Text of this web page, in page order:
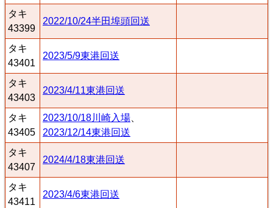
タキ
43399
2022/10/24半田埠頭回送
タキ
43401
2023/5/9東港回送
タキ
43403
2023/4/11東港回送
タキ
43405
2023/10/18川崎入場
2023/12/14東港回送
タキ
43407
2024/4/18東港回送
タキ
43411
2023/4/6東港回送